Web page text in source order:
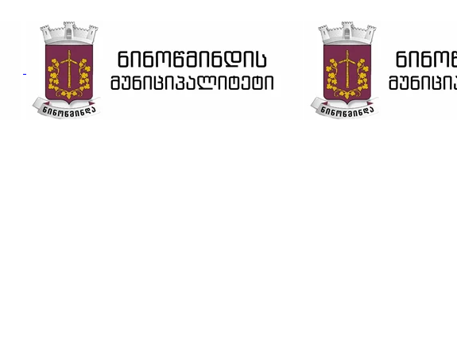
ვებ გვერდი მუშაობს სატესტო რეჟიმში კარგი!